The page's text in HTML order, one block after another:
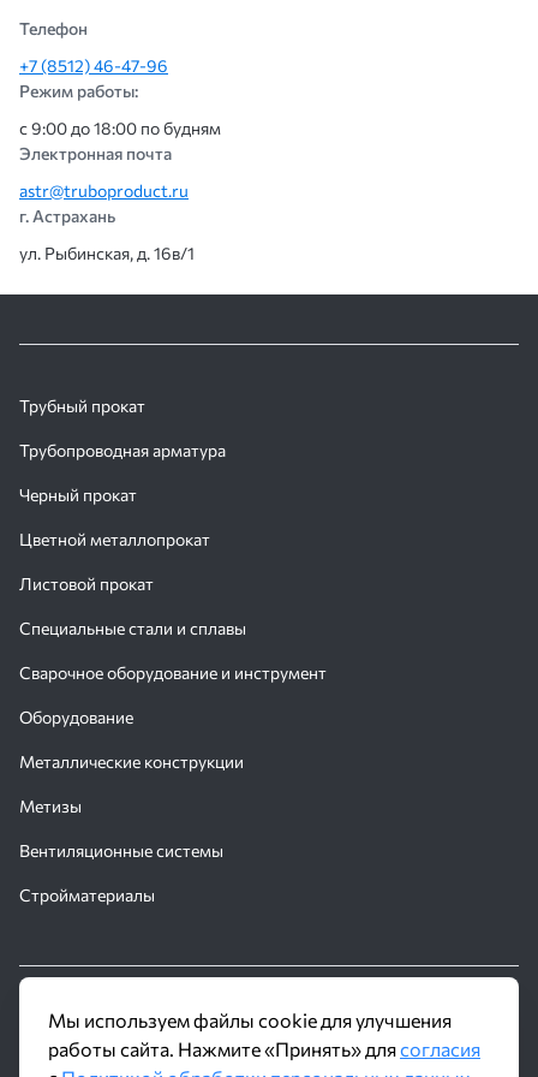
Телефон
+7 (8512) 46-47-96
Режим работы:
с 9:00 до 18:00 по будням
Электронная почта
astr@truboproduct.ru
г. Астрахань
ул. Рыбинская, д. 16в/1
Трубный прокат
Трубопроводная арматура
Черный прокат
Цветной металлопрокат
Листовой прокат
Специальные стали и сплавы
Сварочное оборудование и инструмент
Оборудование
Металлические конструкции
Метизы
Вентиляционные системы
Стройматериалы
© 2016 - 2026 Производственное объединение «Трубное
Решение»
Мы используем файлы cookie для улучшения
работы сайта. Нажмите «Принять» длясогласия